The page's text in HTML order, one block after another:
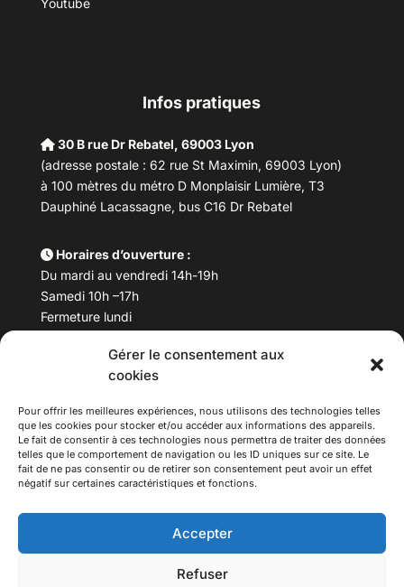
Gérer le consentement aux
cookies
Pour offrir les meilleures expériences, nous utilisons des technologies telles
que les cookies pour stocker et/ou accéder aux informations des appareils.
Le fait de consentir à ces technologies nous permettra de traiter des données
telles que le comportement de navigation ou les ID uniques sur ce site. Le
fait de ne pas consentir ou de retirer son consentement peut avoir un effet
négatif sur certaines caractéristiques et fonctions.
Accepter
Refuser
Youtube
Infos pratiques
30 B rue Dr Rebatel, 69003 Lyon
(adresse postale : 62 rue St Maximin, 69003 Lyon)
à 100 mètres du métro D Monplaisir Lumière, T3
Dauphiné Lacassagne, bus C16 Dr Rebatel
Horaires d’ouverture :
Du mardi au vendredi 14h-19h
Samedi 10h –17h
Fermeture lundi
Téléphone : 04 78 53 06 40
maisondesculturesasiatiques@asiexpo.com